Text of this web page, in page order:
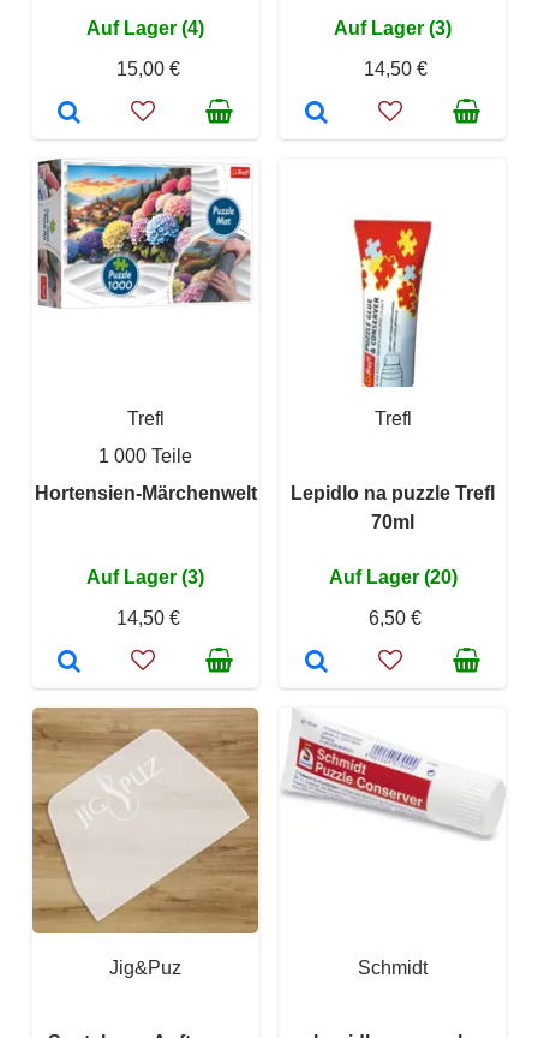
Auf Lager (4)
15,00 €
Auf Lager (3)
14,50 €
Trefl
1 000 Teile
Hortensien-Märchenwelt
Auf Lager (3)
14,50 €
Trefl
Lepidlo na puzzle Trefl
70ml
Auf Lager (20)
6,50 €
Jig&Puz Schmidt